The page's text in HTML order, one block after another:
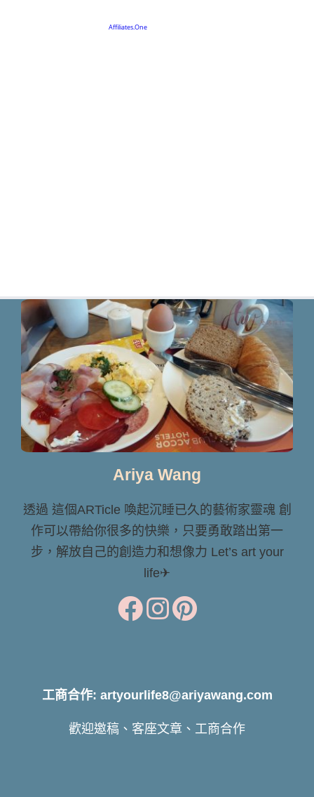
Ariya Wang
透過 這個ARTicle 喚起沉睡已久的藝術家靈魂 創
作可以帶給你很多的快樂，只要勇敢踏出第一
步，解放自己的創造力和想像力 Let’s art your
life✈
工商合作: artyourlife8@ariyawang.com
歡迎邀稿、客座文章、工商合作